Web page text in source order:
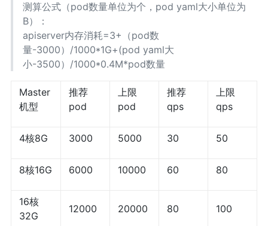
测算公式（pod数量单位为个，pod yaml大小单位为
B）：
apiserver内存消耗=3+（pod数
量-3000）/1000*1G+(pod yaml大
小-3500）/1000*0.4M*pod数量
Master
机型
推荐
pod
上限
pod
推荐
qps
上限
qps
4核8G 3000 5000 30 50
8核16G 6000 10000 60 80
16核
32G
12000 20000 80 100